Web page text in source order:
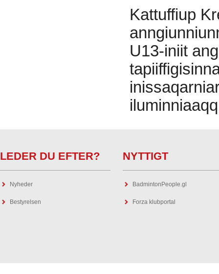
Kattuffiup
U13-iniit
LEDER DU EFTER?
Nyheder
Bestyrelsen
NYTTIGT
BadmintonPeople.gl
Forza klubportal